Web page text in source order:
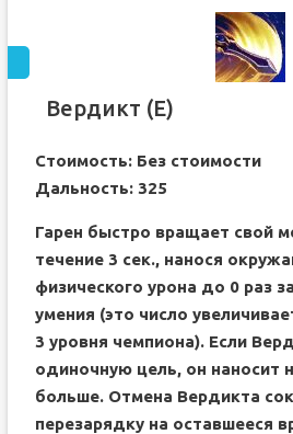
Вердикт (E)
Стоимость: Без стоимости
Дальность: 325
Гарен быстро вращает свой
течение 3 сек., нанося
физического урона до 0 раз
умения (это число
3 уровня чемпиона). Если
одиночную цель, он наносит
больше. Отмена Вердикта
перезарядку на оставшееся